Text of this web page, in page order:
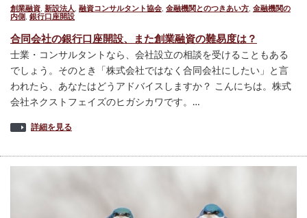
創業融資, 新設法人, 融資コンサルタント協会, 金融機関とのつきあい方, 金融機関の
内側, 銀行口座開設
合同会社の銀行口座開設、また創業融資の難易度は？
士業・コンサルタントなら、会社設立の相談を受けることもある
でしょう。そのとき「株式会社ではなく合同会社にしたい」と言
われたら、あなたはどうアドバイスしますか？ こんにちは。株式
会社ネクストフェイズのヒガシカワです。…
詳細を見る